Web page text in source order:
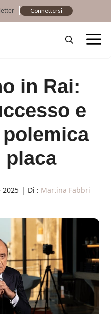
Connettersi
in Rai:
e
placa
2025 | Di : Martina Fabbri